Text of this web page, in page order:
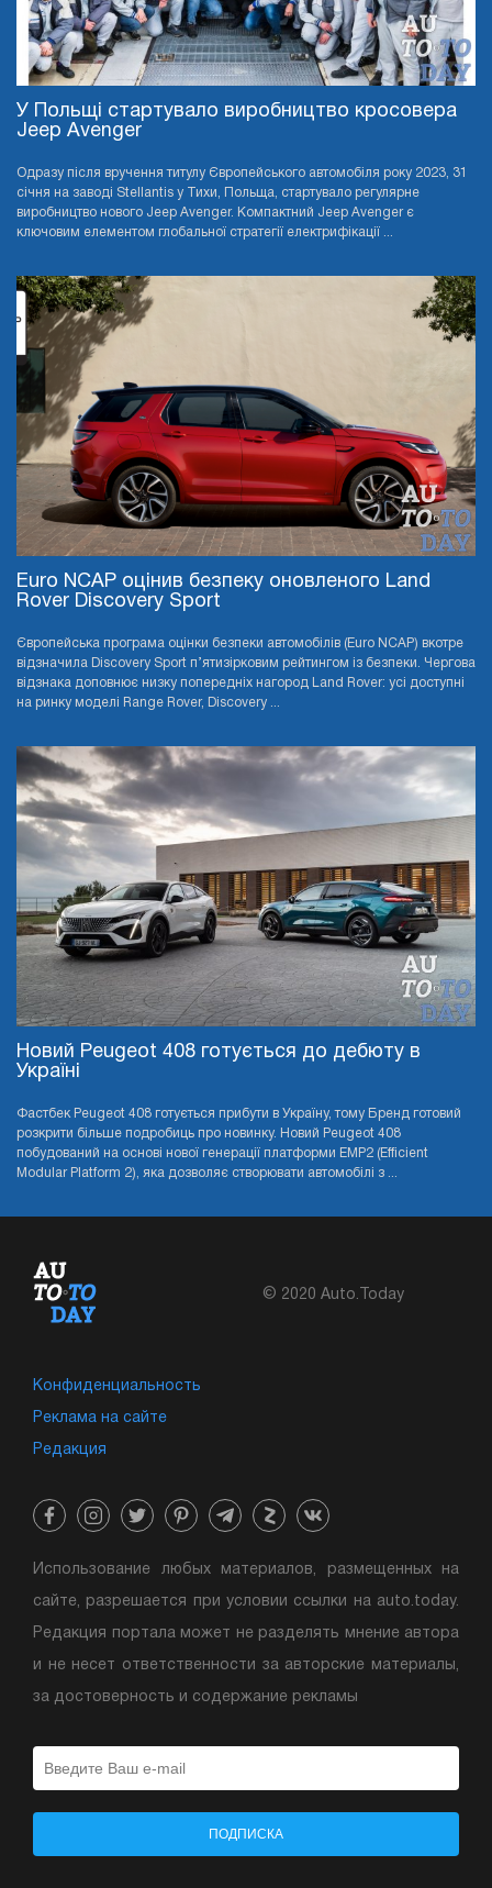
У Польщі стартувало виробництво кросовера
Jeep Avenger
Одразу після вручення титулу Європейського автомобіля року 2023, 31
січня на заводі Stellantis у Тихи, Польща, стартувало регулярне
виробництво нового Jeep Avenger. Компактний Jeep Avenger є
ключовим елементом глобальної стратегії електрифікації ...
Euro NCAP оцінив безпеку оновленого Land
Rover Discovery Sport
Європейська програма оцінки безпеки автомобілів (Euro NCAP) вкотре
відзначила Discovery Sport п’ятизірковим рейтингом із безпеки. Чергова
відзнака доповнює низку попередніх нагород Land Rover: усі доступні
на ринку моделі Range Rover, Discovery ...
Новий Peugeot 408 готується до дебюту в
Україні
Фастбек Peugeot 408 готується прибути в Україну, тому Бренд готовий
розкрити більше подробиць про новинку. Новий Peugeot 408
побудований на основі нової генерації платформи EMP2 (Efficient
Modular Platform 2), яка дозволяє створювати автомобілі з ...
© 2020 Auto.Today
Конфиденциальность
Реклама на сайте
Редакция
Использование любых материалов, размещенных на
сайте, разрешается при условии ссылки на auto.today.
Редакция портала может не разделять мнение автора
и не несет ответственности за авторские материалы,
за достоверность и содержание рекламы
ПОДПИСКА